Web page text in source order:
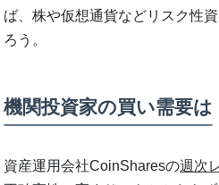
ば、株や仮想通貨などリスク性
ろう。
機関投資家の買い需要は
資産運用会社CoinSharesの週次